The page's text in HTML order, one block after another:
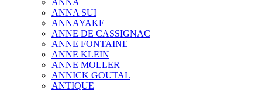
ANNA
ANNA SUI
ANNAYAKE
ANNE DE CASSIGNAC
ANNE FONTAINE
ANNE KLEIN
ANNE MOLLER
ANNICK GOUTAL
ANTIQUE